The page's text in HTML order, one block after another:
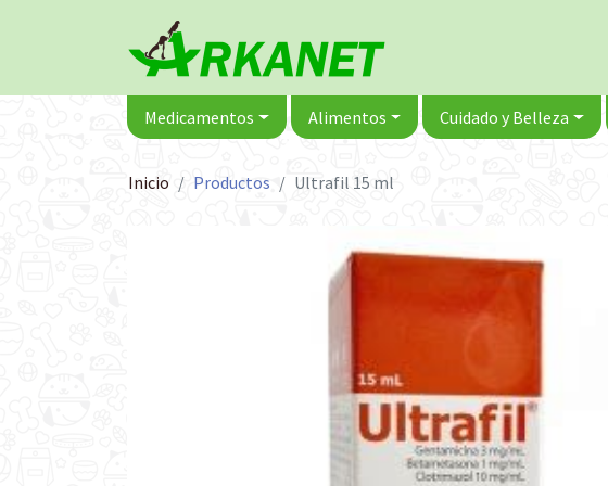
Medicamentos Alimentos Cuidado y Belleza
Inicio Productos Ultrafil 15 ml